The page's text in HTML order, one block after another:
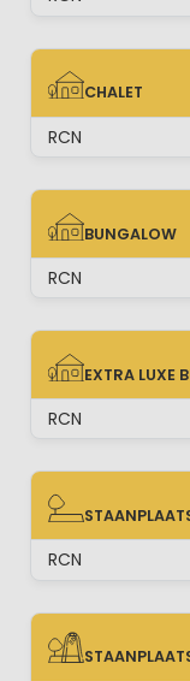
CHALET
CHALET
RCN
BUNGALOW
BUNGALOW
RCN
EXTRA LUXE
EXTRA LUXE
RCN
STAANPLAATS
RCN